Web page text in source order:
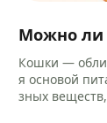
Можно ли
Кошки —
я основой
зных